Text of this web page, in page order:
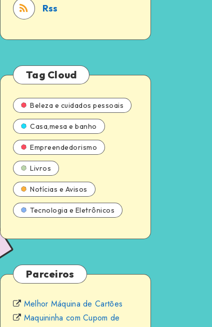
Rss
Tag Cloud
Beleza e cuidados pessoais
Casa,mesa e banho
Empreendedorismo
Livros
Notícias e Avisos
Tecnologia e Eletrônicos
Parceiros
Melhor Máquina de Cartões
Maquininha com Cupom de